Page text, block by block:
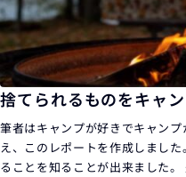
捨てられるものをキャ
筆者はキャンプが好きでキャン
え、このレポートを作成しまし
ることを知ることが出来ました